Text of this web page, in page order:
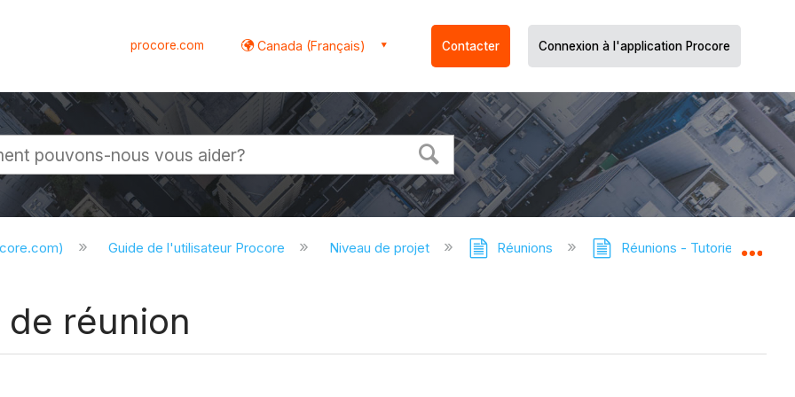
procore.com Canada (Français) Contacter Connexion à l'application Procore
Guide de l'utilisateur Procore Niveau de projet Réunions Réunions - Tutoriels
réunion